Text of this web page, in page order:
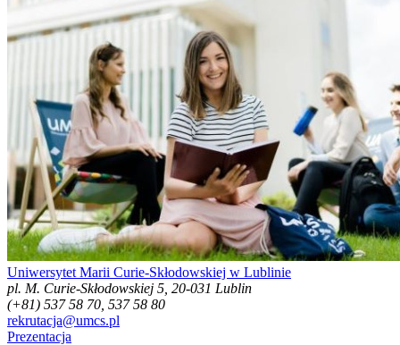
Uniwersytet Marii Curie-Skłodowskiej w Lublinie
pl. M. Curie-Skłodowskiej 5, 20-031 Lublin
(+81) 537 58 70, 537 58 80
rekrutacja@umcs.pl
Prezentacja